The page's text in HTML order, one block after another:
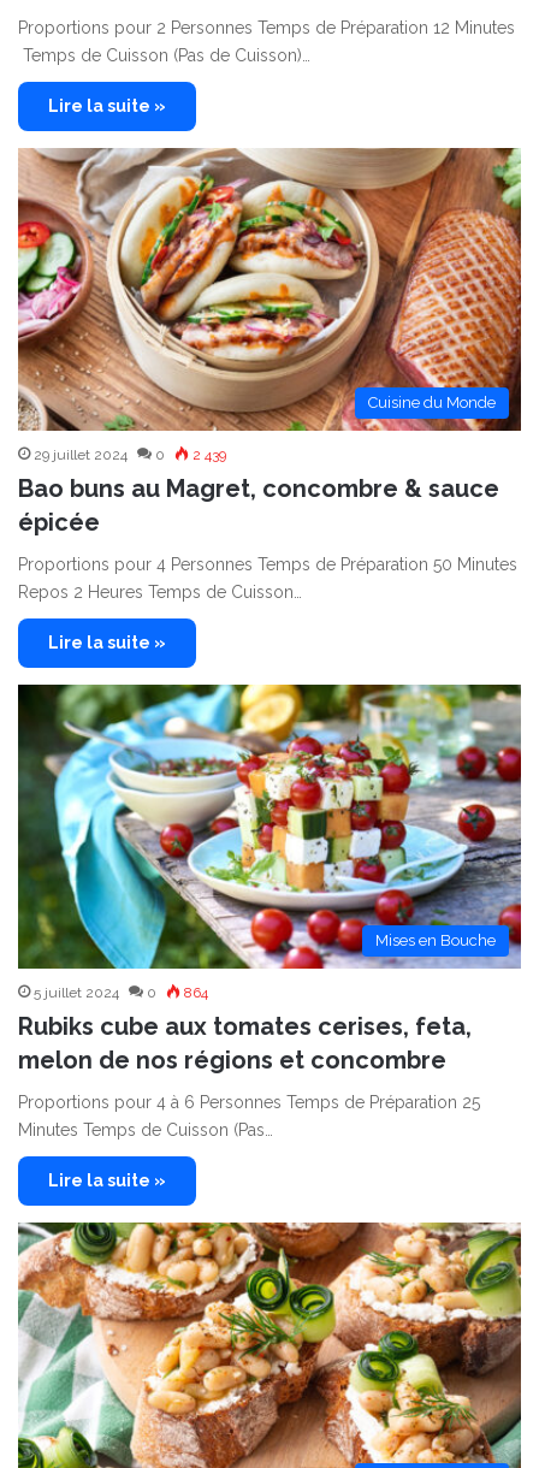
Proportions pour 2 Personnes Temps de Préparation 12 Minutes
Temps de Cuisson (Pas de Cuisson)…
Lire la suite »
Cuisine du Monde
29 juillet 2024 0 2 439
Bao buns au Magret, concombre & sauce
épicée
Proportions pour 4 Personnes Temps de Préparation 50 Minutes
Repos 2 Heures Temps de Cuisson…
Lire la suite »
Mises en Bouche
5 juillet 2024 0 864
Rubiks cube aux tomates cerises, feta,
melon de nos régions et concombre
Proportions pour 4 à 6 Personnes Temps de Préparation 25
Minutes Temps de Cuisson (Pas…
Lire la suite »